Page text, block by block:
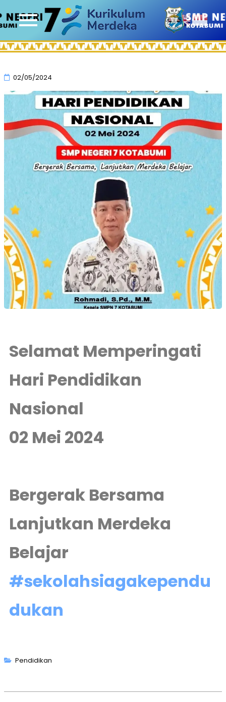
02/05/2024
Selamat Memperingati
Hari Pendidikan
Nasional
02 Mei 2024
Bergerak Bersama
Lanjutkan Merdeka
Belajar
#sekolahsiagakependu
dukan
Pendidikan